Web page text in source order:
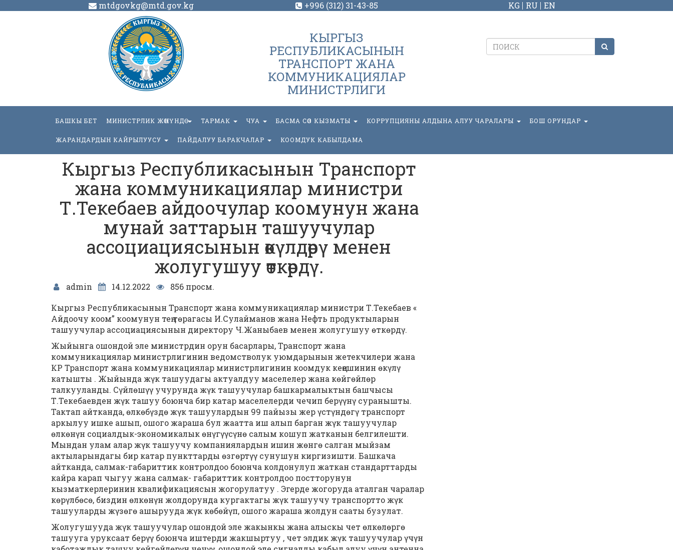
mtdgovkg@mtd.gov.kg +996 (312) 31-43-85 KG RU EN
КЫРГЫЗ
РЕСПУБЛИКАСЫНЫН
ТРАНСПОРТ ЖАНА
КОММУНИКАЦИЯЛАР
МИНИСТРЛИГИ
БАШКЫ БЕТ МИНИСТРЛИК ЖӨНҮНДӨ ТАРМАК ЧУА БАСМА СӨЗ КЫЗМАТЫ КОРРУПЦИЯНЫ АЛДЫНА АЛУУ ЧАРАЛАРЫ БОШ ОРУНДАР
ЖАРАНДАРДЫН КАЙРЫЛУУСУ ПАЙДАЛУУ БАРАКЧАЛАР КООМДУК КАБЫЛДАМА
Кыргыз Республикасынын Транспорт
жана коммуникациялар министри
Т.Текебаев айдоочулар коомунун жана
мунай заттарын ташуучулар
ассоциациясынын өкүлдөрү менен
жолугушуу өткөрдү.
admin 14.12.2022
856 просм.
Кыргыз Республикасынын Транспорт жана коммуникациялар министри Т.Текебаев «
Айдоочу коом” коомунун тең төрагасы И.Сулайманов жана Нефть продуктыларын
ташуучулар ассоциациясынын директору Ч.Жаныбаев менен жолугушуу өткөрдү.
Жыйынга ошондой эле министрдин орун басарлары, Транспорт жана
коммуникациялар министрлигинин ведомстволук уюмдарынын жетекчилери жана
КР Транспорт жана коммуникациялар министрлигинин коомдук кеңешинин өкүлү
катышты . Жыйында жүк ташуудагы актуалдуу маселелер жана көйгөйлөр
талкууланды. Сүйлөшүү учурунда жүк ташуучулар башкармалыктын башчысы
Т.Текебаевден жүк ташуу боюнча бир катар маселелерди чечип берүүнү суранышты.
Тактап айтканда, өлкөбүздө жүк ташуулардын 99 пайызы жер үстүндөгү транспорт
аркылуу ишке ашып, ошого жараша бул жаатта иш алып барган жүк ташуучулар
өлкөнүн социалдык-экономикалык өнүгүүсүнө салым кошуп жатканын белгилешти.
Мындан улам алар жүк ташуучу компаниялардын ишин жөнгө салган мыйзам
актыларындагы бир катар пункттарды өзгөртүү сунушун киргизишти. Башкача
айтканда, салмак-габариттик контролдоо боюнча колдонулуп жаткан стандарттарды
кайра карап чыгуу жана салмак- габариттик контролдоо постторунун
кызматкерлеринин квалификациясын жогорулатуу . Эгерде жогоруда аталган чаралар
көрүлбөсө, биздин өлкөнүн жолдорунда кургактагы жүк ташуучу транспортто жүк
ташууларды жүзөгө ашырууда жүк көбөйүп, ошого жараша жолдун сааты бузулат.
Жолугушууда жүк ташуучулар ошондой эле жакынкы жана алыскы чет өлкөлөргө
ташууга уруксаат берүү боюнча иштерди жакшыртуу , чет элдик жүк ташуучулар үчүн